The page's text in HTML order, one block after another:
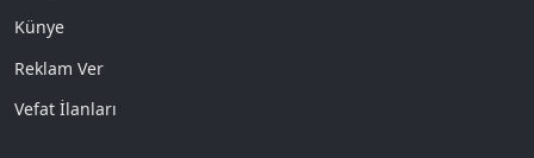
Künye
Reklam Ver
Vefat İlanları